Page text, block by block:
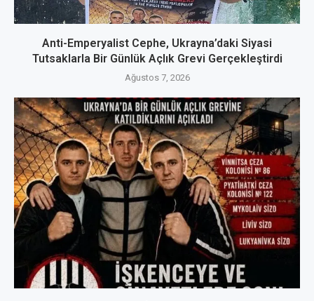
Anti-Emperyalist Cephe, Ukrayna’daki Siyasi
Tutsaklarla Bir Günlük Açlık Grevi Gerçekleştirdi
Ağustos 7, 2026